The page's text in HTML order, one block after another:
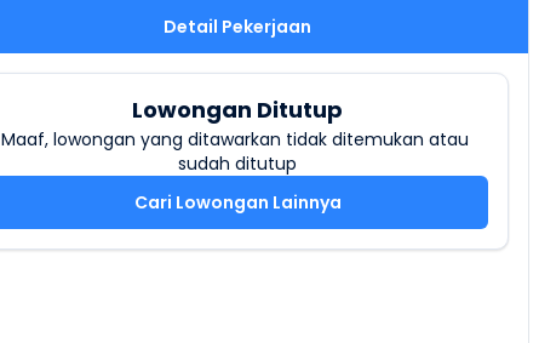
Detail Pekerjaan
Lowongan Ditutup
Maaf, lowongan yang ditawarkan tidak ditemukan atau
sudah ditutup
Cari Lowongan Lainnya